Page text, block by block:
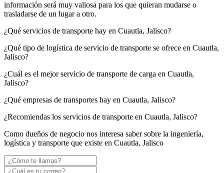
información será muy valiosa para los que quieran mudarse o
trasladarse de un lugar a otro.
¿Qué servicios de transporte hay en Cuautla, Jalisco?
¿Qué tipo de logística de servicio de transporte se ofrece en Cuautla,
Jalisco?
¿Cuál es el mejor servicio de transporte de carga en Cuautla,
Jalisco?
¿Qué empresas de transportes hay en Cuautla, Jalisco?
¿Recomiendas los servicios de transporte en Cuautla, Jalisco?
Como dueños de negocio nos interesa saber sobre la ingeniería,
logística y transporte que existe en Cuautla, Jalisco